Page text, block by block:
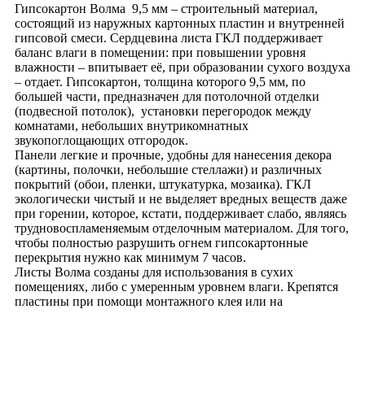
Гипсокартон Волма 9,5 мм – строительный материал,
состоящий из наружных картонных пластин и внутренней
гипсовой смеси. Сердцевина листа ГКЛ поддерживает
баланс влаги в помещении: при повышении уровня
влажности – впитывает её, при образовании сухого воздуха
– отдает. Гипсокартон, толщина которого 9,5 мм, по
большей части, предназначен для потолочной отделки
(подвесной потолок), установки перегородок между
комнатами, небольших внутрикомнатных
звукопоглощающих отгородок.
Панели легкие и прочные, удобны для нанесения декора
(картины, полочки, небольшие стеллажи) и различных
покрытий (обои, пленки, штукатурка, мозаика). ГКЛ
экологически чистый и не выделяет вредных веществ даже
при горении, которое, кстати, поддерживает слабо, являясь
трудновоспламеняемым отделочным материалом. Для того,
чтобы полностью разрушить огнем гипсокартонные
перекрытия нужно как минимум 7 часов.
Листы Волма созданы для использования в сухих
помещениях, либо с умеренным уровнем влаги. Крепятся
пластины при помощи монтажного клея или на